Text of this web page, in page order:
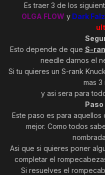
Es traer 3 de los
OLGA FLOW y Dark Falz
Esto depende de que S-
needle darnos el
Si tu quieres un S-rank
mas 3
y asi sera para
Paso
Este paso es para
mejor. Como todos
Asi que si quieres poner
completar el
Si resuelves el